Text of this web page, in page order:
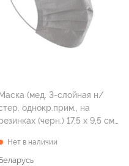
Маска (мед. 3-слойная н/
однокр.прим., на
(черн.) 17,5 х 9,5 см
Нет в наличии